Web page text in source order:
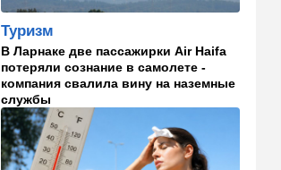
Открытое письмо министру
Итамару Бен-Гвиру
18:00 Транспорт
Реформа общественного
транспорта в Израиле: что
изменится для пассажиров
автобусов и поездов
Туризм
В Ларнаке две пассажирки Air Haifa
потеряли сознание в самолете -
компания свалила вину на наземные
службы